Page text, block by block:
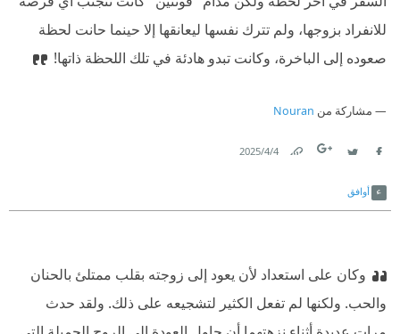
للانفراد بزوجها، ولم تترك نفسها ليعانقها إلا حينما حانت لحظة
صعوده إلى الباخرة، وكانت تبدو هادئة في تلك اللحظة ذاتها!‏
مشاركة من Nouran
4‏/4‏/2025
أوافق
وكان على استعداد لأن يعود إلى زوجته بقلب ممتلئ بالحنان
والحب. ‏ولكنها لم تفعل الكثير لتشجيعه على ذلك. ولقد حدث